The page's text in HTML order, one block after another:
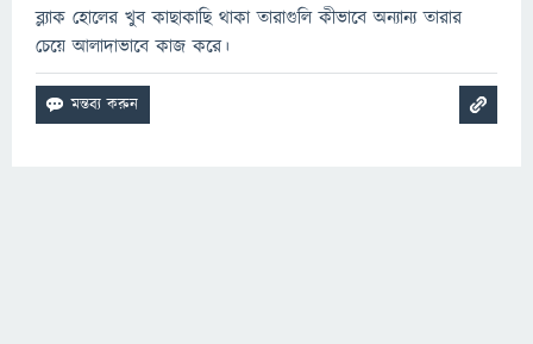
ব্ল্যাক হোলের খুব কাছাকাছি থাকা তারাগুলি কীভাবে অন্যান্য তারার
চেয়ে আলাদাভাবে কাজ করে।